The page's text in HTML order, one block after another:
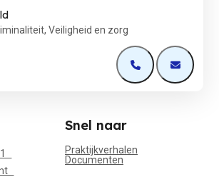
Veiligheid en zorg
Open deOpen de
Snel naar
Praktijkverhalen
Documenten